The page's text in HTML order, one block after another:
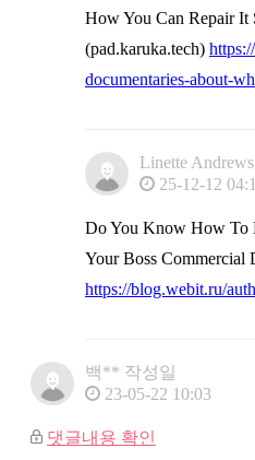
How You Can Repair It
(pad.karuka.tech)
documentaries-about-
Linette Andrews
25-12-12
Do You Know How To
Your Boss Commercial
https://blog.webit.ru/
백** 작성일
23-05-22 10:03
댓글내용 확인